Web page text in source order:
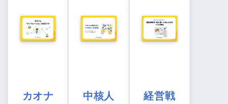
カオナ
中核人
経営戦